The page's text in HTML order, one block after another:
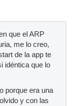
que el ARP
me lo creo,
de la app te
idéntica que lo
porque era una
y con las